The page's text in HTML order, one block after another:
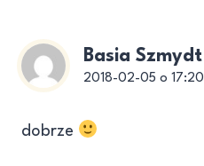
Basia Szmydt
2018-02-05 o 17:20
dobrze